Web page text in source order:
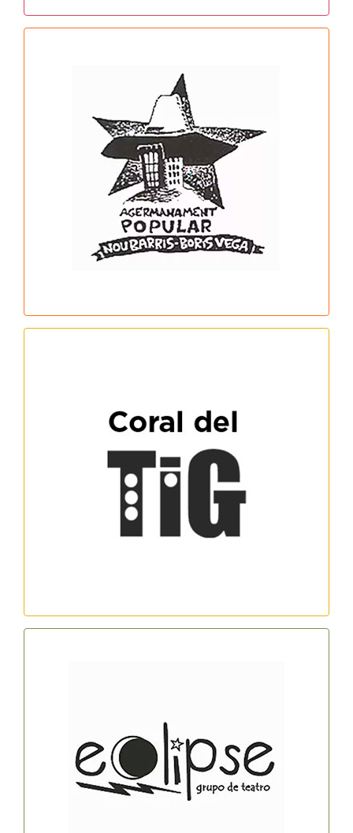
Comitè de Solidaritat amb
Nicaragua
Horari: dilluns cada 15 dies a les 19h
MÉS INFO
Horari: dilluns de 20 a 21.30h
Contacte: Laura Hernandez
hernandezfloreslaura@gmail.com
Tlf. 626 03 64 87 (matins de 9 a 14h)
Grup de Teatre ECLIPSE
Dimecres de 19 a 21h